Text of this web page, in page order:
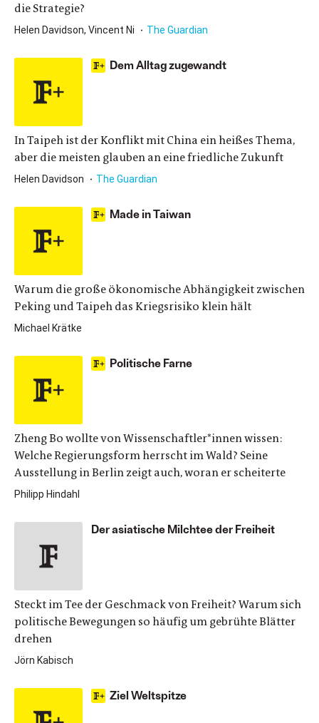
die Strategie?
Helen Davidson, Vincent Ni The Guardian
Dem Alltag zugewandt
In Taipeh ist der Konflikt mit China ein heißes Thema,
aber die meisten glauben an eine friedliche Zukunft
Helen Davidson The Guardian
Made in Taiwan
Warum die große ökonomische Abhängigkeit zwischen
Peking und Taipeh das Kriegsrisiko klein hält
Michael Krätke
Politische Farne
Zheng Bo wollte von Wissenschaftler*innen wissen:
Welche Regierungsform herrscht im Wald? Seine
Ausstellung in Berlin zeigt auch, woran er scheiterte
Philipp Hindahl
Der asiatische Milchtee der Freiheit
Steckt im Tee der Geschmack von Freiheit? Warum sich
politische Bewegungen so häufig um gebrühte Blätter
drehen
Jörn Kabisch
Ziel Weltspitze